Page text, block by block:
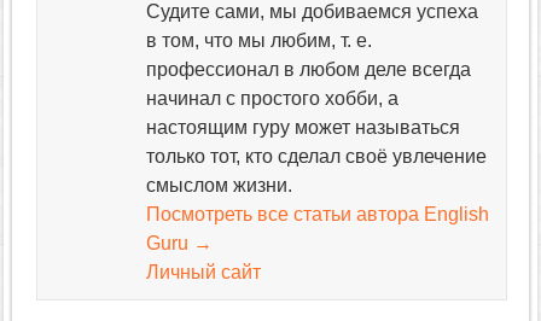
Судите сами, мы добиваемся успеха
в том, что мы любим, т. е.
профессионал в любом деле всегда
начинал с простого хобби, а
настоящим гуру может называться
только тот, кто сделал своё увлечение
смыслом жизни.
Посмотреть все статьи автора English
Guru →
Личный сайт